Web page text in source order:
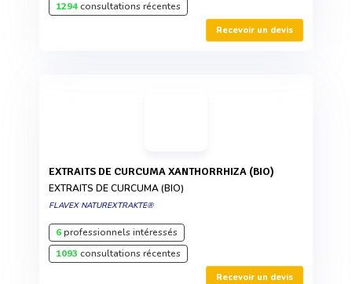
1294consultations récentes
Recevoir un devis
EXTRAITS DE CURCUMA XANTHORRHIZA (BIO)
EXTRAITS DE CURCUMA (BIO)
FLAVEX NATUREXTRAKTE®
6professionnels intéressés
1093 consultations récentes
Recevoir un devis